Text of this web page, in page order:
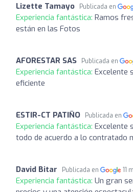
Lizette Tamayo Publicada en
Experiencia fantástica: Ramos
están en las Fotos
AFORESTAR SAS Publicada en
Experiencia fantástica: Excelente
eficiente
ESTIR-CT PATIÑO Publicada en
Experiencia fantástica: Excelente
todo de acuerdo a lo contratado
David Bitar Publicada en 11
Experiencia fantástica: Un gran